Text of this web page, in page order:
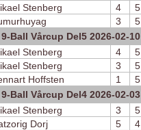
Stenberg 4
5
3
5
Ball Vårcup Del5 2026-02-10
Stenberg 4
5
Stenberg 3
5
Hoffsten 1
5
Ball Vårcup Del4 2026-02-03
Stenberg 3
5
Dorj 5
4